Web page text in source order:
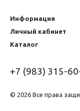
Информация
Личный кабинет
Каталог
+7 (983) 315-
© 2026 Все права